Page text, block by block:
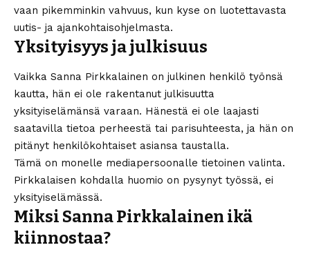
vaan pikemminkin vahvuus, kun kyse on luotettavasta
uutis- ja ajankohtaisohjelmasta.
Yksityisyys ja julkisuus
Vaikka Sanna Pirkkalainen on julkinen henkilö työnsä
kautta, hän ei ole rakentanut julkisuutta
yksityiselämänsä varaan. Hänestä ei ole laajasti
saatavilla tietoa perheestä tai parisuhteesta, ja hän on
pitänyt henkilökohtaiset asiansa taustalla.
Tämä on monelle mediapersoonalle tietoinen valinta.
Pirkkalaisen kohdalla huomio on pysynyt työssä, ei
yksityiselämässä.
Miksi Sanna Pirkkalainen ikä
kiinnostaa?